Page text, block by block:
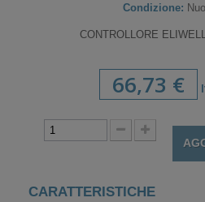
Condizione:
CONTROLLORE
66,73 €
CARATTERISTICHE